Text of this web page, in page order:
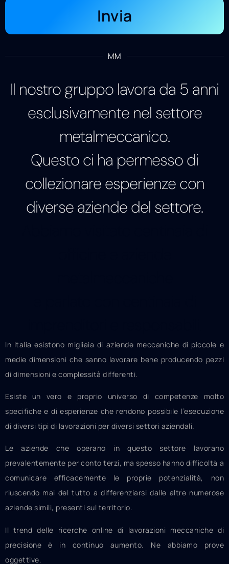
Invia
MM
Il nostro gruppo lavora da 5 anni
esclusivamente nel settore
metalmeccanico.
Questo ci ha permesso di
collezionare esperienze con
diverse aziende del settore.
In Italia esistono migliaia di aziende meccaniche di piccole e
medie dimensioni che sanno lavorare bene producendo pezzi
di dimensioni e complessità differenti.
Esiste un vero e proprio universo di competenze molto
specifiche e di esperienze che rendono possibile l’esecuzione
di diversi tipi di lavorazioni per diversi settori aziendali.
Le aziende che operano in questo settore lavorano
prevalentemente per conto terzi, ma spesso hanno difficoltà a
comunicare efficacemente le proprie potenzialità, non
riuscendo mai del tutto a differenziarsi dalle altre numerose
aziende simili, presenti sul territorio.
Il trend delle ricerche online di lavorazioni meccaniche di
precisione è in continuo aumento. Ne abbiamo prove
oggettive.